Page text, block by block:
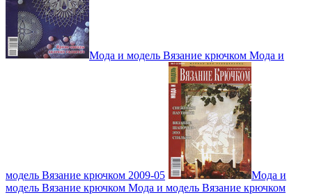
Мода и модель Вязание крючком Мода и
модель Вязание крючком 2009-05
Мода и
модель Вязание крючком Мода и модель Вязание крючком